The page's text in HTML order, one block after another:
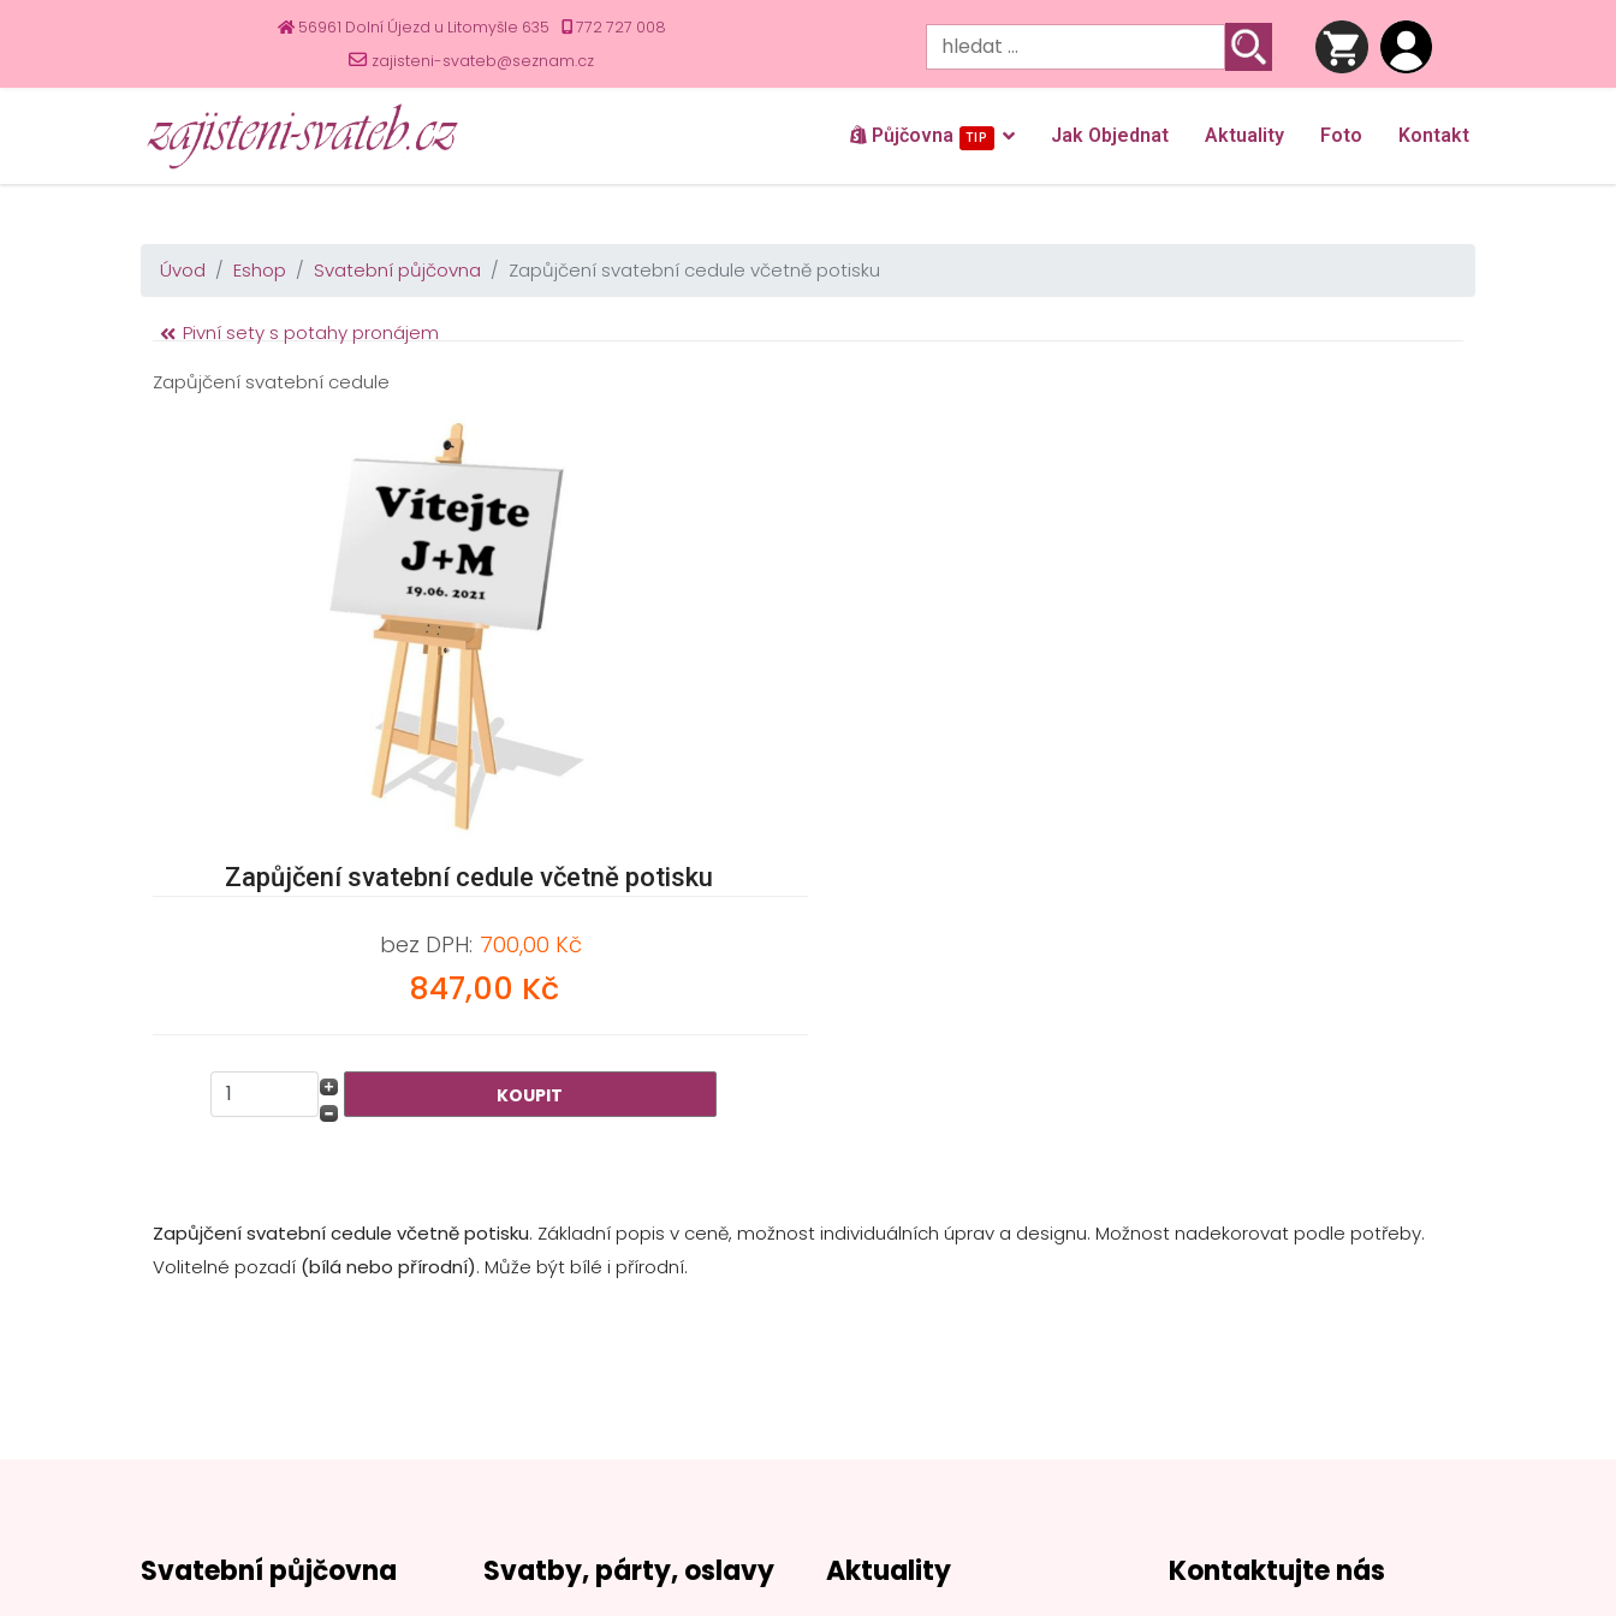
56961 Dolní Újezd u Litomyšle 635
772 727 008
zajisteni-svateb@seznam.cz
Půjčovna TIP Jak Objednat Aktuality Foto Kontakt
Úvod Eshop Svatební půjčovna Zapůjčení svatební cedule včetně potisku
Pivní sety s potahy pronájem
Zapůjčení svatební cedule
Zapůjčení svatební cedule včetně potisku
bez DPH: 700,00 Kč
847,00 Kč
Zapůjčení svatební cedule včetně potisku. Základní popis v ceně, možnost individuálních úprav a designu. Možnost nadekorovat podle potřeby.
Volitelné pozadí (bílá nebo přírodní). Může být bílé i přírodní.
Svatební půjčovna Svatby, párty, oslavy Aktuality Kontaktujte nás